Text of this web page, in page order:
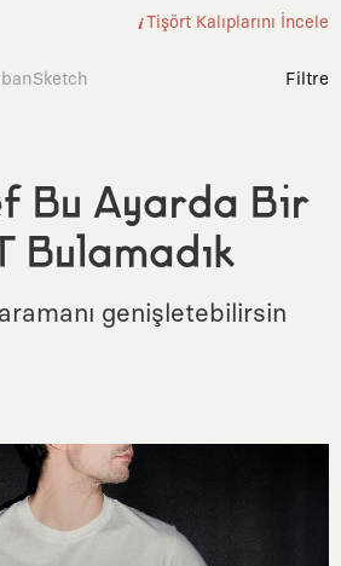
Tişört Kalıplarını İncele
Sketch Filtre
Bu Ayarda Bir
Bulamadık
genişletebilirsin